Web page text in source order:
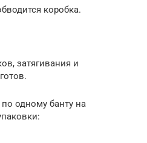
коробка.
затягивания и
одному банту на